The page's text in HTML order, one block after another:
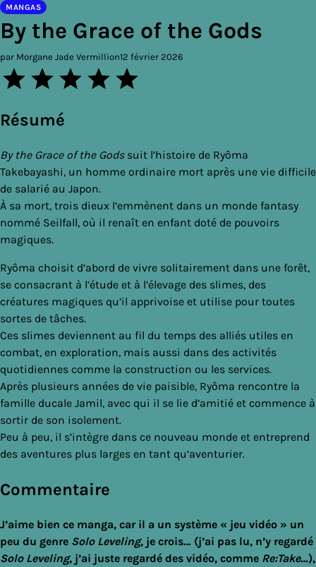
MANGAS
By the Grace of the Gods
par Morgane Jade Vermillion12 février 2026
Résumé
By the Grace of the Godssuit l’histoire de Ryôma
Takebayashi, un homme ordinaire mort après une vie difficile
de salarié au Japon.
À sa mort, trois dieux l’emmènent dans un monde fantasy
nommé Seilfall, où il renaît en enfant doté de pouvoirs
magiques.
Ryôma choisit d’abord de vivre solitairement dans une forêt,
se consacrant à l’étude et à l’élevage des slimes, des
créatures magiques qu’il apprivoise et utilise pour toutes
sortes de tâches.
Ces slimes deviennent au fil du temps des alliés utiles en
combat, en exploration, mais aussi dans des activités
quotidiennes comme la construction ou les services.
Après plusieurs années de vie paisible, Ryôma rencontre la
famille ducale Jamil, avec qui il se lie d’amitié et commence à
sortir de son isolement.
Peu à peu, il s’intègre dans ce nouveau monde et entreprend
des aventures plus larges en tant qu’aventurier.
Commentaire
J’aime bien ce manga, car il a un système « jeu vidéo » un
peu du genre Solo Leveling, je crois… (j’ai pas lu, n’y regardé
Solo Leveling, j’ai juste regardé des vidéo, comme Re:Take…),